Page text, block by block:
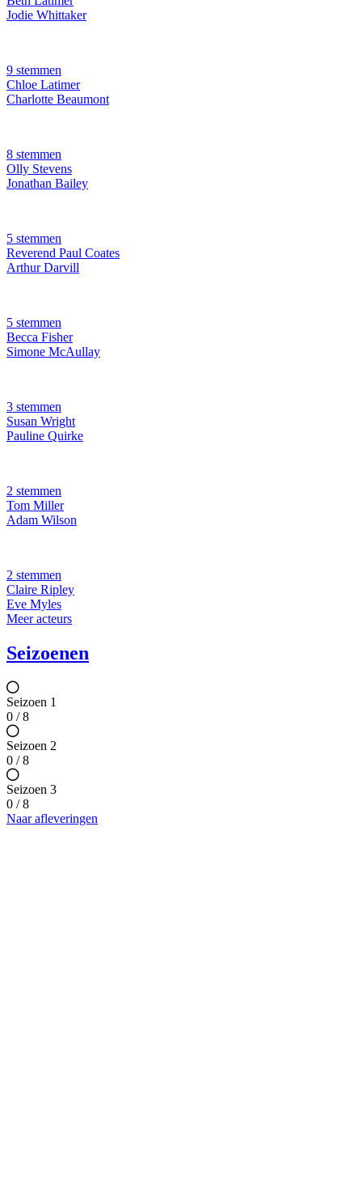
Jodie Whittaker
9 stemmen
Chloe Latimer
Charlotte Beaumont
8 stemmen
Olly Stevens
Jonathan Bailey
5 stemmen
Reverend Paul Coates
Arthur Darvill
5 stemmen
Becca Fisher
Simone McAullay
3 stemmen
Susan Wright
Pauline Quirke
2 stemmen
Tom Miller
Adam Wilson
2 stemmen
Claire Ripley
Eve Myles
Meer acteurs
Seizoenen
Seizoen 1
0 / 8
Seizoen 2
0 / 8
Seizoen 3
0 / 8
Naar afleveringen